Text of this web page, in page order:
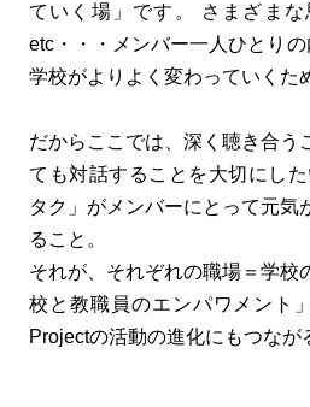
ていく場」です。 さまざま
etc・・・メンバー一人ひとりの
学校がよりよく変わっていくた
だからここでは、深く聴き合う
ても対話することを大切にし
タク」がメンバーにとって元気
ること。
それが、それぞれの職場＝学校
校と教職員のエンパワメント
Projectの活動の進化にもつなが